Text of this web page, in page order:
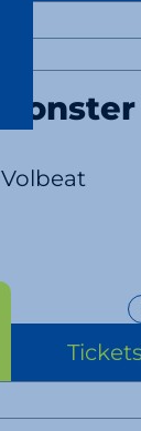
Tickets